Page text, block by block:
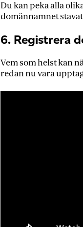
Du kan peka alla
domännamnet
6. Registrera
Vem som helst kan
redan nu vara